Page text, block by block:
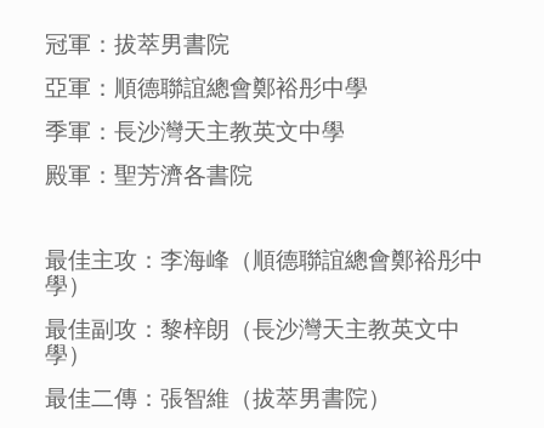
冠軍：拔萃男書院
亞軍：順德聯誼總會鄭裕彤中學
季軍：長沙灣天主教英文中學
殿軍：聖芳濟各書院
最佳主攻：李海峰（順德聯誼總會鄭裕彤中
學）
最佳副攻：黎梓朗（長沙灣天主教英文中
學）
最佳二傳：張智維（拔萃男書院）